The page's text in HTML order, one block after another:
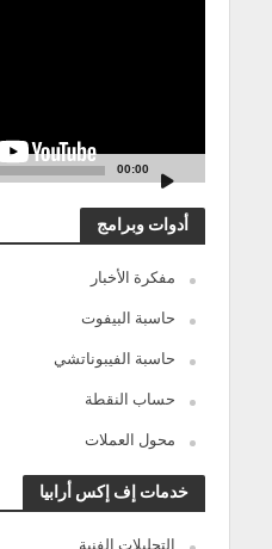
00:00
أدوات وبرامج
مفكرة الأخبار
حاسبة البيفوت
حاسبة الفيبوناتشي
حساب النقطة
محول العملات
خدمات إف إكس أرابيا
التحليلات الفنية